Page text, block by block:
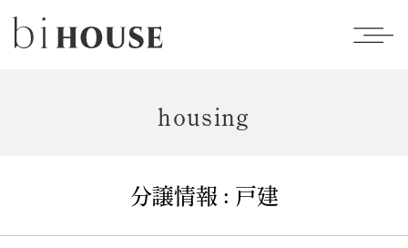
housing
分譲情報 : 戸建